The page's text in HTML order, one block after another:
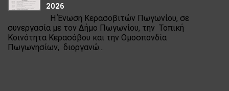
2026
Η Ένωση Κερασοβιτών Πωγωνίου, σε
συνεργασία με τον Δήμο Πωγωνίου, την Τοπική
Κοινότητα Κερασόβου και την Ομοσπονδία
Πωγωνησίων, διοργανώ...